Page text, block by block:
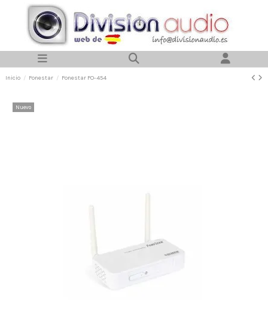
Inicio Fonestar Fonestar FO-454
Nuevo